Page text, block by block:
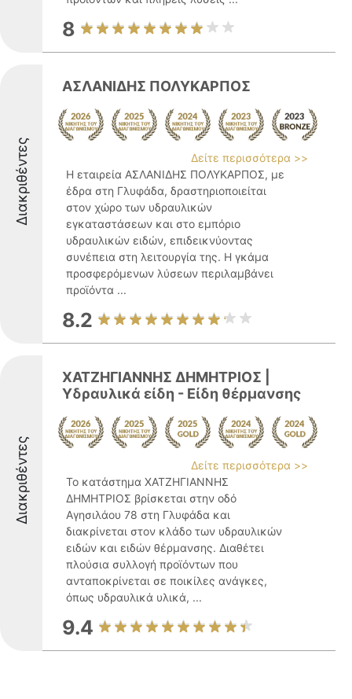
8
Διακριθέντες
ΑΣΛΑΝΙΔΗΣ ΠΟΛΥΚΑΡΠΟΣ
Δείτε περισσότερα >>
Η εταιρεία ΑΣΛΑΝΙΔΗΣ ΠΟΛΥΚΑΡΠΟΣ, με
έδρα στη Γλυφάδα, δραστηριοποιείται
στον χώρο των υδραυλικών
εγκαταστάσεων και στο εμπόριο
υδραυλικών ειδών, επιδεικνύοντας
συνέπεια στη λειτουργία της. Η γκάμα
προσφερόμενων λύσεων περιλαμβάνει
προϊόντα ...
8.2
Διακριθέντες
ΧΑΤΖΗΓΙΑΝΝΗΣ ΔΗΜΗΤΡΙΟΣ |
Υδραυλικά είδη - Είδη θέρμανσης
Δείτε περισσότερα >>
Το κατάστημα ΧΑΤΖΗΓΙΑΝΝΗΣ
ΔΗΜΗΤΡΙΟΣ βρίσκεται στην οδό
Αγησιλάου 78 στη Γλυφάδα και
διακρίνεται στον κλάδο των υδραυλικών
ειδών και ειδών θέρμανσης. Διαθέτει
πλούσια συλλογή προϊόντων που
ανταποκρίνεται σε ποικίλες ανάγκες,
όπως υδραυλικά υλικά, ...
9.4